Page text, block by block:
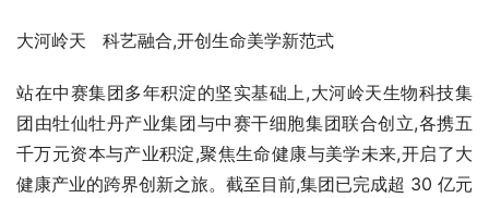
大河岭天   科艺融合,开创生命美学新范式
站在中赛集团多年积淀的坚实基础上,大河岭天生物科技集
团由牡仙牡丹产业集团与中赛干细胞集团联合创立,各携五
千万元资本与产业积淀,聚焦生命健康与美学未来,开启了大
健康产业的跨界创新之旅。截至目前,集团已完成超 30 亿元